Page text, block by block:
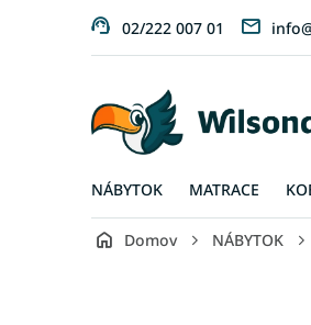
02/222 007 01
NÁBYTOK MATRACE
Domov NÁBYTOK